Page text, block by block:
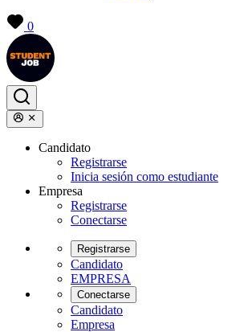
0
Candidato
Registrarse
Inicia sesión como estudiante
Empresa
Registrarse
Conectarse
Registrarse
Candidato
EMPRESA
Conectarse
Candidato
Empresa